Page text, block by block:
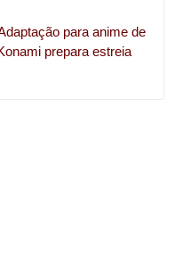
para anime de
prepara estreia